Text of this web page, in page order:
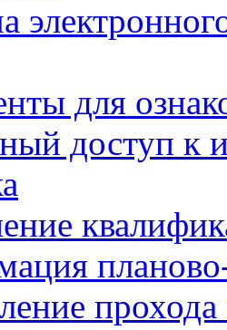
для
доступ к
прохода